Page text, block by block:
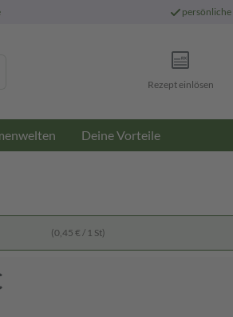
persönliche
Rezept einlösen
Deine Vorteile
(0,45 € / 1 St)